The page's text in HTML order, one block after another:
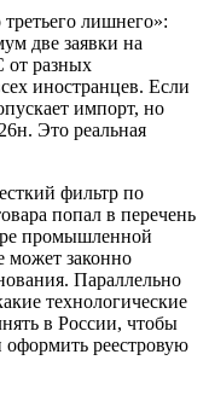
лишнего»:
две заявки на
от разных
иностранцев. Если
импорт, но
Это реальная
фильтр по
попал в перечень
промышленной
может законно
Параллельно
технологические
в России, чтобы
реестровую